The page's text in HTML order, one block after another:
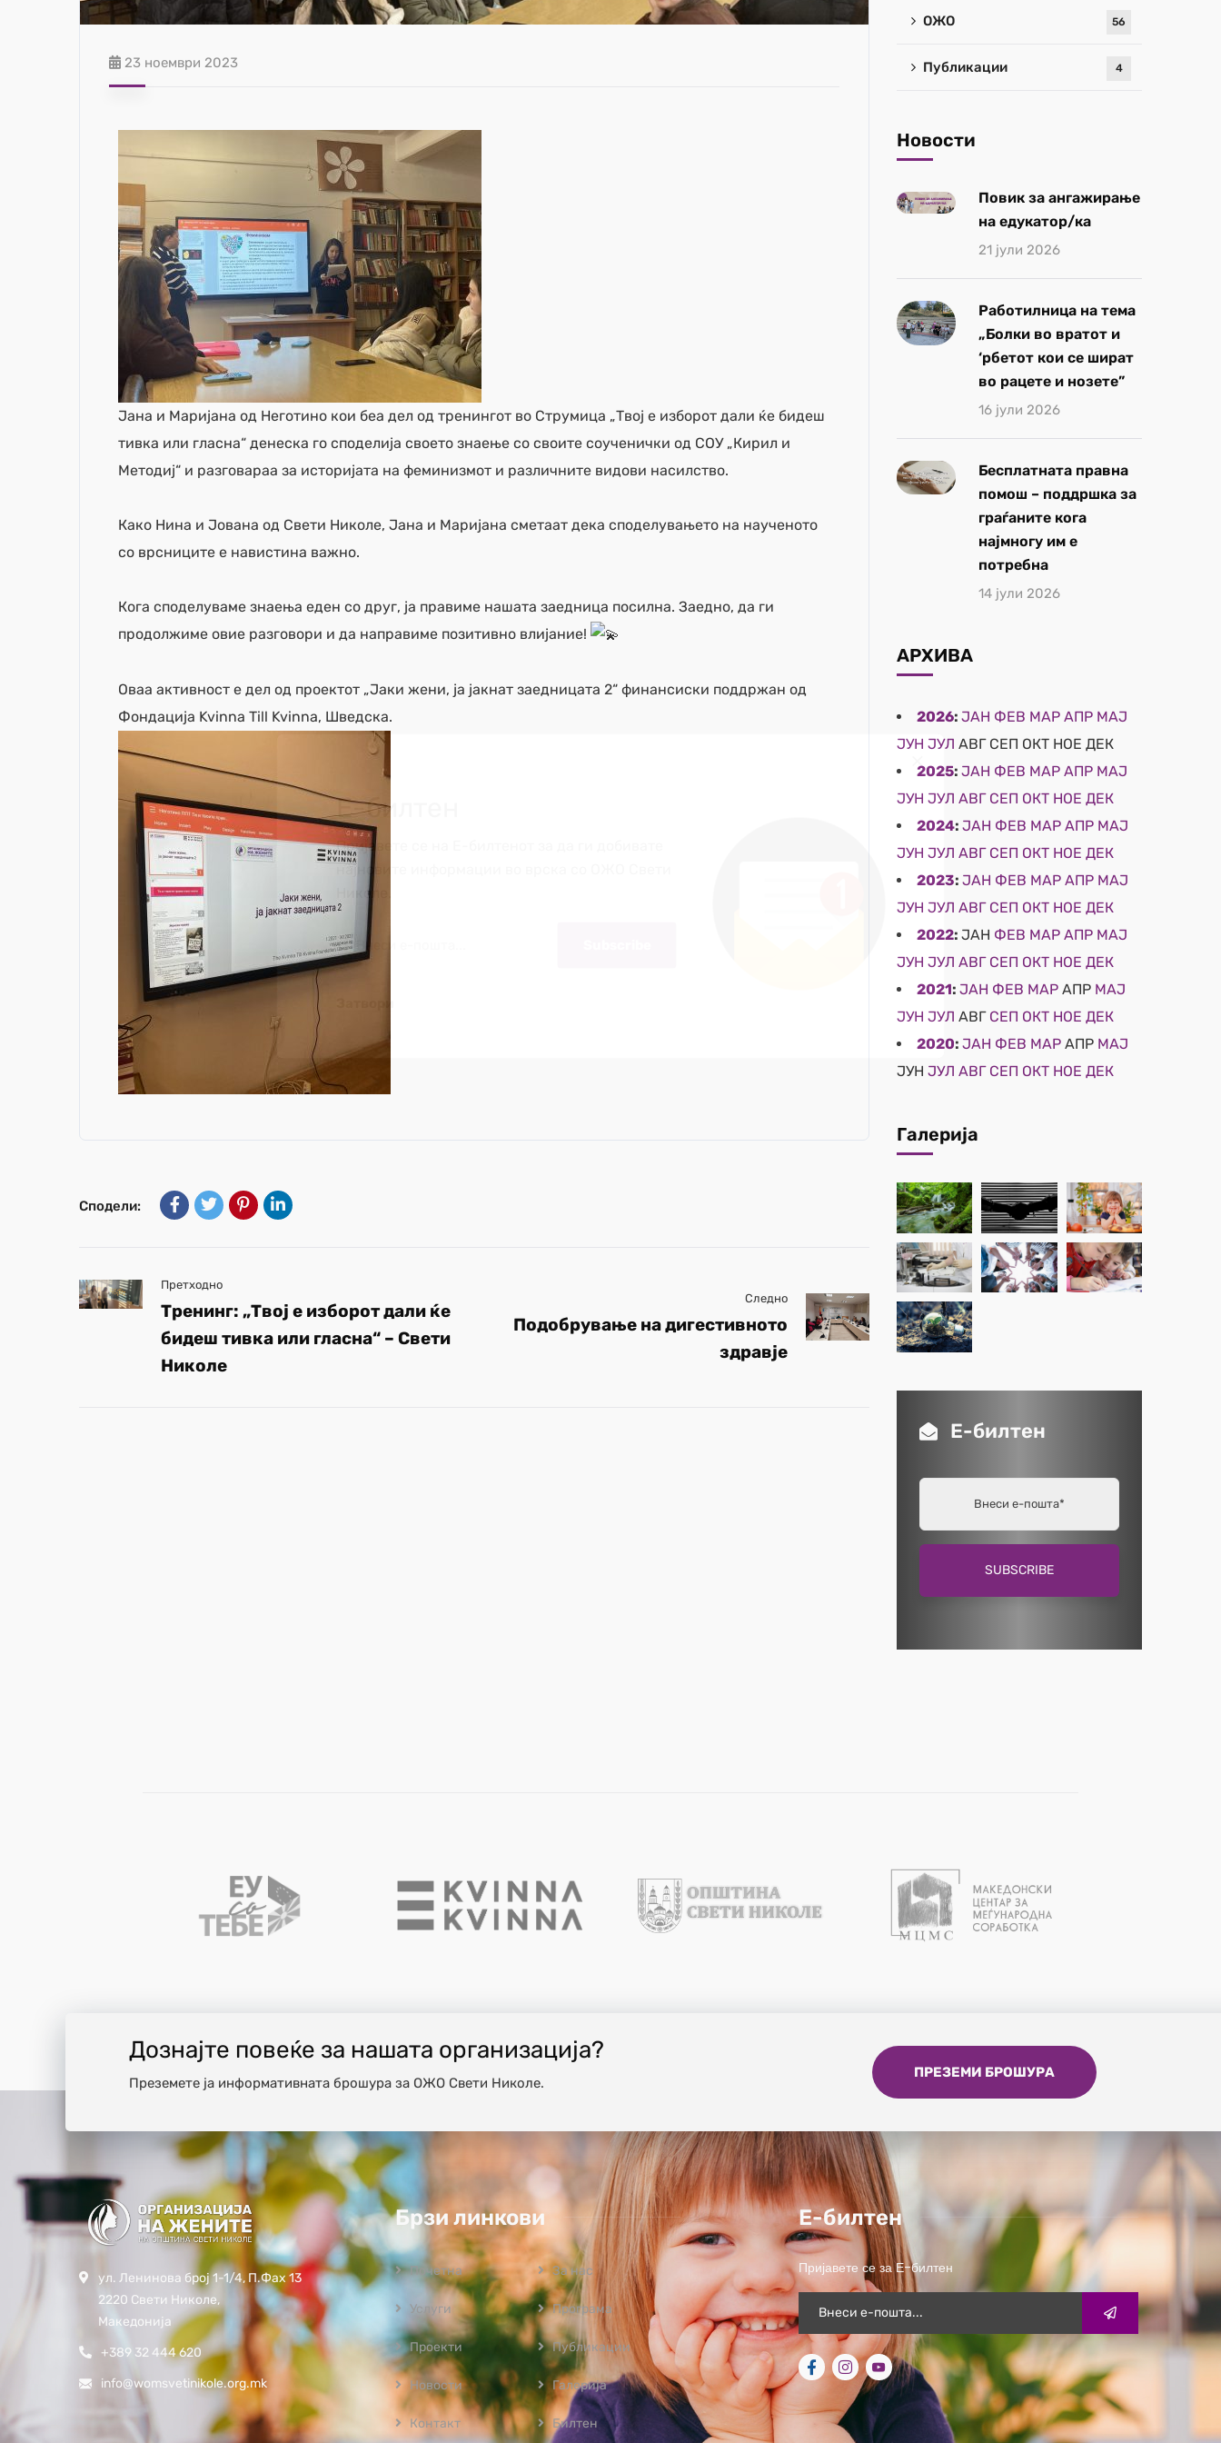
23 ноември 2023
Јана и Маријана од Неготино кои беa дел од тренингот во Струмица „Твој е изборот дали ќе бидеш
тивка или гласна“ денеска го споделија своето знаење со своите соученички од СОУ „Кирил и
Методиј“ и разговараа за историјата на феминизмот и различните видови насилство.
Како Нина и Јована од Свети Николе, Јана и Маријана сметаат дека споделувањето на наученото
со врсниците е навистина важно.
Кога споделуваме знаења еден со друг, ја правиме нашата заедница посилна. Заедно, да ги
продолжиме овие разговори и да направиме позитивно влијание!
Оваа активност е дел од проектот „Јаки жени, ја јакнат заедницата 2“ финансиски поддржан од
Фондација Kvinna Till Kvinna, Шведска.
Сподели:
Претходно
Тренинг: „Твој е изборот дали ќе
бидеш тивка или гласна“ – Свети
Николе
Следно
Подобрување на дигестивното
здравје
ОЖО 56
Публикации 4
Новости
Повик за ангажирање
на едукатор/ка
21 јули 2026
Работилница на тема
„Болки во вратот и
‘рбетот кои се шират
во рацете и нозете”
16 јули 2026
Бесплатната правна
помош – поддршка за
граѓаните кога
најмногу им е
потребна
14 јули 2026
АРХИВА
2026: ЈАН ФЕВ МАР АПР МАЈ
ЈУН ЈУЛ АВГ СЕП ОКТ НОЕ ДЕК
2025: ЈАН ФЕВ МАР АПР МАЈ
ЈУН ЈУЛ АВГ СЕП ОКТ НОЕ ДЕК
2024: ЈАН ФЕВ МАР АПР МАЈ
ЈУН ЈУЛ АВГ СЕП ОКТ НОЕ ДЕК
2023: ЈАН ФЕВ МАР АПР МАЈ
ЈУН ЈУЛ АВГ СЕП ОКТ НОЕ ДЕК
2022: ЈАН ФЕВ МАР АПР МАЈ
ЈУН ЈУЛ АВГ СЕП ОКТ НОЕ ДЕК
2021: ЈАН ФЕВ МАР АПР МАЈ
ЈУН ЈУЛ АВГ СЕП ОКТ НОЕ ДЕК
2020: ЈАН ФЕВ МАР АПР МАЈ
ЈУН ЈУЛ АВГ СЕП ОКТ НОЕ ДЕК
Галерија
Е-билтен
Дознајте повеќе за нашата организација?
Преземете ја информативната брошура за ОЖО Свети Николе.
ПРЕЗЕМИ БРОШУРА
ул. Ленинова број 1-1/4, П.Фах 13
2220 Свети Николе,
Македонија
+389 32 444 620
info@womsvetinikole.org.mk
Брзи линкови
Почетна За нас
Услуги Програмa
Проекти Публикации
Новости Галерија
Контакт Билтен
Е-билтен
Пријавете се за Е-билтен
Е-билтен
Пријавете се на Е-билтенот за да ги добивате
најновите информации во врска со ОЖО Свети
Николе.